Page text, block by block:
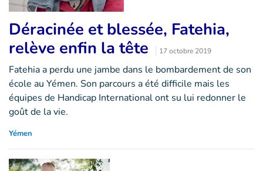
Déracinée et blessée, Fatehia,
relève enfin la tête
17 octobre 2019
Fatehia a perdu une jambe dans le bombardement de son
école au Yémen. Son parcours a été difficile mais les
équipes de Handicap International ont su lui redonner le
goût de la vie.
Yémen